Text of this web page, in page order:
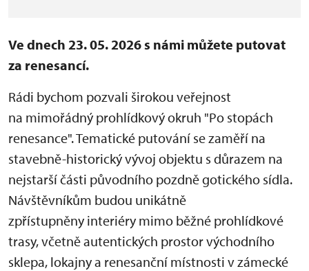
Ve dnech 23. 05. 2026 s námi můžete putovat
za renesancí.
Rádi bychom pozvali širokou veřejnost
na mimořádný prohlídkový okruh "Po stopách
renesance". Tematické putování se zaměří na
stavebně-historický vývoj objektu s důrazem na
nejstarší části původního pozdně gotického sídla.
Návštěvníkům budou unikátně
zpřístupněny interiéry mimo běžné prohlídkové
trasy, včetně autentických prostor východního
sklepa, lokajny a renesanční místnosti v zámecké